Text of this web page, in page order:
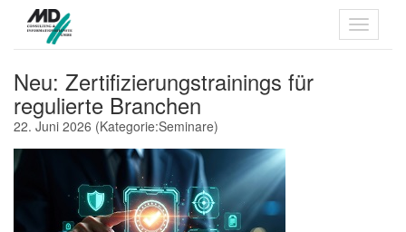
Neu: Zertifizierungstrainings für
regulierte Branchen
22. Juni 2026 (Kategorie:Seminare)